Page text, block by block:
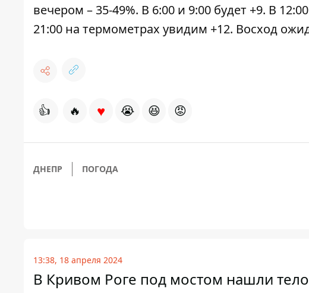
вечером – 35-49%. В 6:00 и 9:00 будет +9. В
21:00 на термометрах увидим +12. Восход
👍 🔥 ♥ 😭 😆 😡
ДНЕПР ПОГОДА
13:38, 18 апреля 2024
В Кривом Роге под мостом нашли